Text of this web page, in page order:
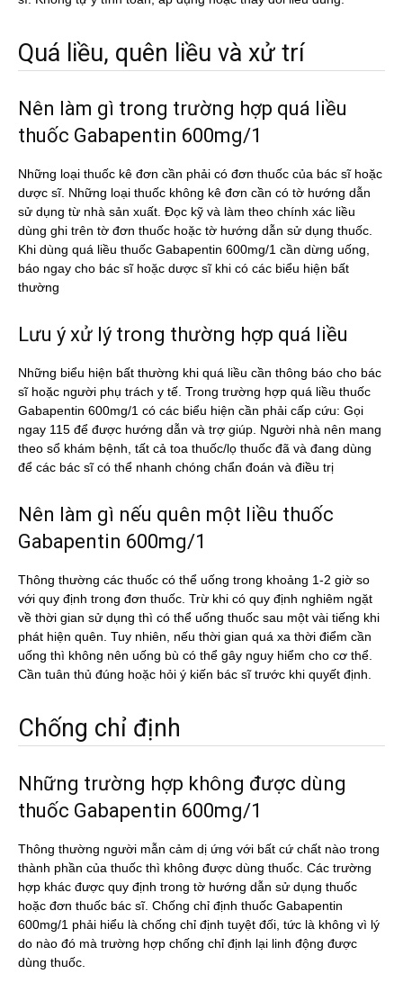
Quá liều, quên liều và xử trí
Nên làm gì trong trường hợp quá liều
thuốc Gabapentin 600mg/1
Những loại thuốc kê đơn cần phải có đơn thuốc của bác sĩ hoặc
dược sĩ. Những loại thuốc không kê đơn cần có tờ hướng dẫn
sử dụng từ nhà sản xuất. Đọc kỹ và làm theo chính xác liều
dùng ghi trên tờ đơn thuốc hoặc tờ hướng dẫn sử dụng thuốc.
Khi dùng quá liều thuốc Gabapentin 600mg/1 cần dừng uống,
báo ngay cho bác sĩ hoặc dược sĩ khi có các biểu hiện bất
thường
Lưu ý xử lý trong thường hợp quá liều
Những biểu hiện bất thường khi quá liều cần thông báo cho bác
sĩ hoặc người phụ trách y tế. Trong trường hợp quá liều thuốc
Gabapentin 600mg/1 có các biểu hiện cần phải cấp cứu: Gọi
ngay 115 để được hướng dẫn và trợ giúp. Người nhà nên mang
theo sổ khám bệnh, tất cả toa thuốc/lọ thuốc đã và đang dùng
để các bác sĩ có thể nhanh chóng chẩn đoán và điều trị
Nên làm gì nếu quên một liều thuốc
Gabapentin 600mg/1
Thông thường các thuốc có thể uống trong khoảng 1-2 giờ so
với quy định trong đơn thuốc. Trừ khi có quy định nghiêm ngặt
về thời gian sử dụng thì có thể uống thuốc sau một vài tiếng khi
phát hiện quên. Tuy nhiên, nếu thời gian quá xa thời điểm cần
uống thì không nên uống bù có thể gây nguy hiểm cho cơ thể.
Cần tuân thủ đúng hoặc hỏi ý kiến bác sĩ trước khi quyết định.
Chống chỉ định
Những trường hợp không được dùng
thuốc Gabapentin 600mg/1
Thông thường người mẫn cảm dị ứng với bất cứ chất nào trong
thành phần của thuốc thì không được dùng thuốc. Các trường
hợp khác được quy định trong tờ hướng dẫn sử dụng thuốc
hoặc đơn thuốc bác sĩ. Chống chỉ định thuốc Gabapentin
600mg/1 phải hiểu là chống chỉ định tuyệt đối, tức là không vì lý
do nào đó mà trường hợp chống chỉ định lại linh động được
dùng thuốc.